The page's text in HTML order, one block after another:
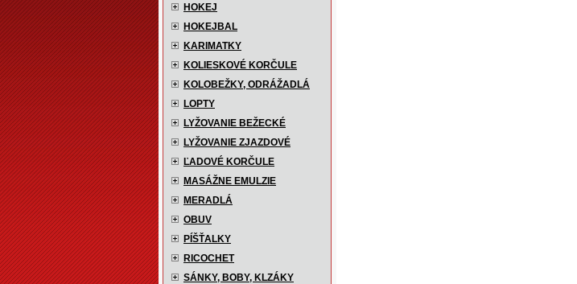
HOKEJ
HOKEJBAL
KARIMATKY
KOLIESKOVÉ KORČULE
KOLOBEŽKY, ODRÁŽADLÁ
LOPTY
LYŽOVANIE BEŽECKÉ
LYŽOVANIE ZJAZDOVÉ
ĽADOVÉ KORČULE
MASÁŽNE EMULZIE
MERADLÁ
OBUV
PÍŠŤALKY
RICOCHET
SÁNKY, BOBY, KLZÁKY